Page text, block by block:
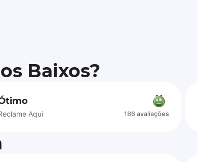
Baixos?
Aqui 186 avaliações